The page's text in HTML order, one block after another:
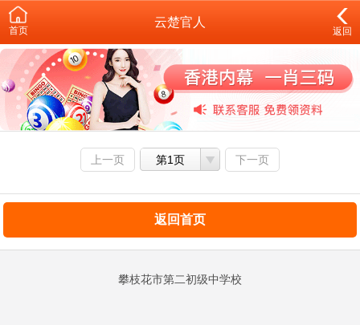
首页
云楚官人
返回
上一页 第1页 下一页
返回首页
攀枝花市第二初级中学校